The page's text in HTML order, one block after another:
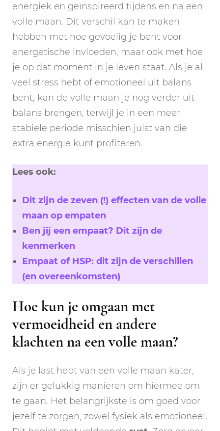
energiek en geïnspireerd tijdens en na een
volle maan. Dit verschil kan te maken
hebben met hoe gevoelig je bent voor
energetische invloeden, maar ook met hoe
je op dat moment in je leven staat. Als je al
veel stress hebt of emotioneel uit balans
bent, kan de volle maan je nog verder uit
balans brengen, terwijl je in een meer
stabiele periode misschien juist van die
extra energie kunt profiteren.
Lees ook:
Dit zijn de zeven (!) effecten van de volle
maan op empaten
Ben jij een empaat? Dit zijn de
kenmerken
Empaat of HSP: dit zijn de verschillen
(en overeenkomsten)
Hoe kun je omgaan met
vermoeidheid en andere
klachten na een volle maan?
Als je last hebt van een volle maan kater,
zijn er gelukkig manieren om hiermee om
te gaan. Het belangrijkste is om goed voor
jezelf te zorgen, zowel fysiek als emotioneel.